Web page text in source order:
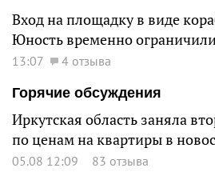
Вход на площадку в виде
Юность временно
13:07
4 отзыва
Горячие обсуждения
Иркутская область заняла
по ценам на квартиры в
05.08 12:09 83 отзыва